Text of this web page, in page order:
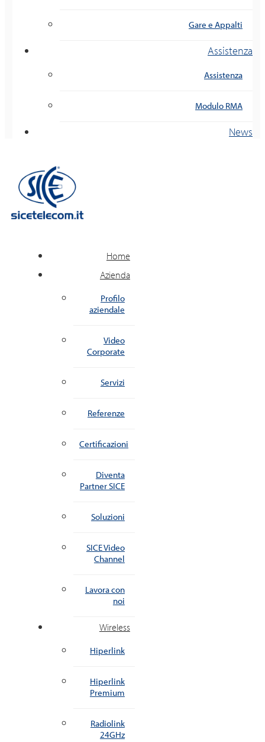
Gare e Appalti
Assistenza
Assistenza
Modulo RMA
News
Home
Azienda
Profilo
aziendale
Video
Corporate
Servizi
Referenze
Certificazioni
Diventa
Partner SICE
Soluzioni
SICE Video
Channel
Lavora con
noi
Wireless
Hiperlink
Hiperlink
Premium
Radiolink
24GHz